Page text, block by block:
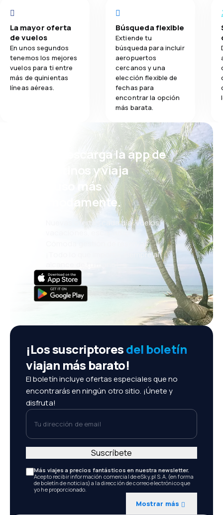
La mayor oferta
de vuelos
En unos segundos
tenemos los mejores
vuelos para ti entre
más de quinientas
líneas aéreas.
Búsqueda flexible
Extiende tu
búsqueda para incluir
aeropuertos
cercanos y una
elección flexible de
fechas para
encontrar la opción
más barata.
¡Eh! Descarga la app de
eDestinos y viaja
incluso más
cómodamente.
Nuevas ofertas cada día: vuelos,
vacaciones, escapadas
Cómoda gestión de reservas
¡Todo lo que importa, siempre al
¡Los suscriptoresdel boletín
viajan más barato!
El boletín incluye ofertas especiales que no
encontrarás en ningún otro sitio. ¡Únete y
disfruta!
Tu dirección de email
Más viajes a precios fantásticos en nuestra newsletter.
Acepto recibir información comercial de eSky.pl S.A. (en forma
de boletín de noticias) a la dirección de correo electrónico que
yo he proporcionado.
Mostrar más
Suscríbete